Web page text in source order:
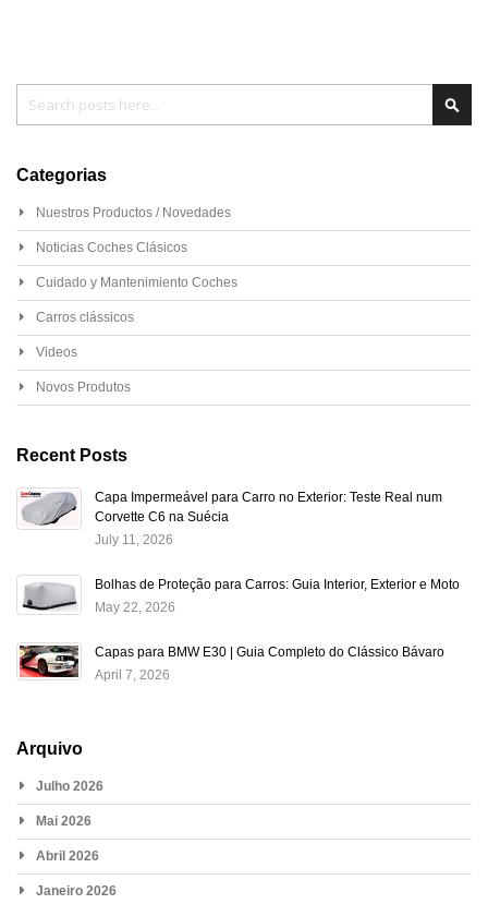
Categorias
Nuestros Productos / Novedades
Noticias Coches Clásicos
Cuidado y Mantenimiento Coches
Carros clássicos
Videos
Novos Produtos
Recent Posts
Capa Impermeável para Carro no Exterior: Teste Real num
Corvette C6 na Suécia
July 11, 2026
Bolhas de Proteção para Carros: Guia Interior, Exterior e Moto
May 22, 2026
Capas para BMW E30 | Guia Completo do Clássico Bávaro
April 7, 2026
Arquivo
Julho 2026
Mai 2026
Abril 2026
Janeiro 2026